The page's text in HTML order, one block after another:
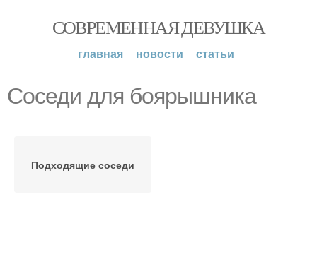
СОВРЕМЕННАЯ ДЕВУШКА
главная новости статьи
Соседи для боярышника
Подходящие соседи